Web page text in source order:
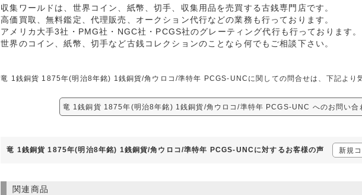
収集ワールドは、世界コイン、紙幣、切手、収集用品を売買する古銭専門店です。
高価買取、無料鑑定、代理販売、オークション代行などの業務も行っております。
アメリカ大手3社・PMG社・NGC社・PCGS社のグレーティング代行も行っております。
世界のコイン、紙幣、切手など古銭コレクションのことなら何でもご相談下さい。
竜 1銭銅貨 1875年(明治8年銘) 1銭銅貨/角ウロコ/準特年 PCGS-UNCに関しての問合せは、下記より
竜 1銭銅貨 1875年(明治8年銘) 1銭銅貨/角ウロコ/準特年 PCGS-UNC へのお問い合
竜 1銭銅貨 1875年(明治8年銘) 1銭銅貨/角ウロコ/準特年 PCGS-UNCに対するお客様の声 新規
関連商品